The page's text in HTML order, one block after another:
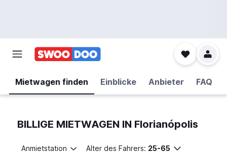
Mietwagen finden Einblicke Anbieter FAQ
BILLIGE MIETWAGEN IN Florianópolis
Anmietstation Alter des Fahrers: 25-65